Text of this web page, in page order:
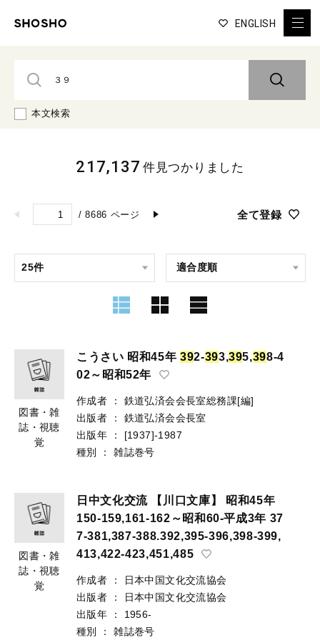
ENGLISH
本文検索
/ 8686 ページ 全て登録
217,137 件見つかりました
図書・雑
誌・視聴
覚
こうさい 昭和45年392-393,395,398-4
02～昭和52年
作成者 ：
鉄道弘済会会長室総務課[編]
出版者
：
鉄道弘済会会長室
出版年
：
[1937]-1987
種別
： 雑誌巻号
図書・雑
誌・視聴
覚
日中文化交流 【川口文庫】 昭和45年
150-159,161-162～昭和60-平成3年 37
7-381,387-388.392,395-396,398-399,
413,422-423,451,485
作成者 ：
日本中国文化交流協会
出版者
：
日本中国文化交流協会
出版年
：
1956-
種別
： 雑誌巻号